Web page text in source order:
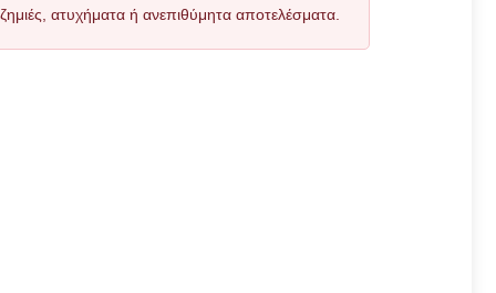
ατυχήματα ή ανεπιθύμητα αποτελέσματα.